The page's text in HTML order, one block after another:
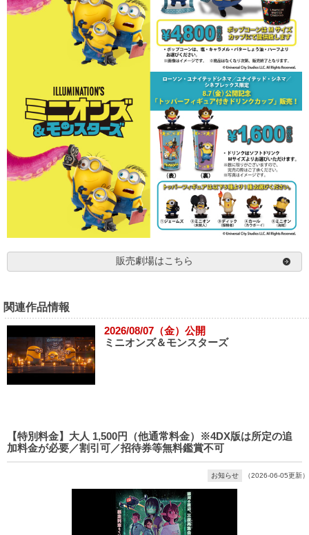
販売劇場はこちら
関連作品情報
2026/08/07（金）公開
ミニオンズ＆モンスターズ
【特別料金】大人 1,500円（他通常料金）※4DX版は所定の追
加料金が必要／割引可／招待券等無料鑑賞不可
お知らせ （2026-06-05更新）